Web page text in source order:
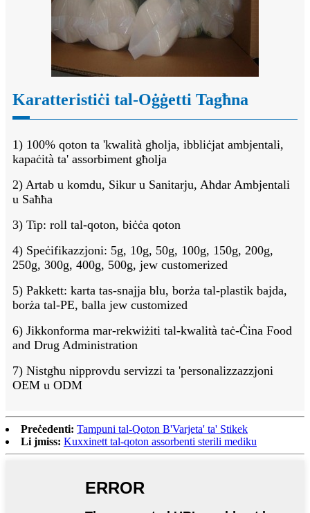
Karatteristiċi tal-Oġġetti Tagħna
1) 100% qoton ta 'kwalità għolja, ibbliċjat ambjentali,
kapaċità ta' assorbiment għolja
2) Artab u komdu, Sikur u Sanitarju, Aħdar Ambjentali
u Saħħa
3) Tip: roll tal-qoton, biċċa qoton
4) Speċifikazzjoni: 5g, 10g, 50g, 100g, 150g, 200g,
250g, 300g, 400g, 500g, jew customerized
5) Pakkett: karta tas-snajja blu, borża tal-plastik bajda,
borża tal-PE, balla jew customized
6) Jikkonforma mar-rekwiżiti tal-kwalità taċ-Ċina Food
and Drug Administration
7) Nistgħu nipprovdu servizzi ta 'personalizzazzjoni
OEM u ODM
Preċedenti: Tampuni tal-Qoton B'Varjeta' ta' Stikek
Li jmiss: Kuxxinett tal-qoton assorbenti sterili mediku